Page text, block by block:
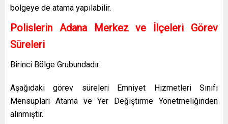
bölgeye de atama yapılabilir.
Polislerin Adana Merkez ve İlçeleri Görev
Süreleri
Birinci Bölge Grubundadır.
Aşağıdaki görev süreleri Emniyet Hizmetleri Sınıfı
Mensupları Atama ve Yer Değiştirme Yönetmeliğinden
alınmıştır.